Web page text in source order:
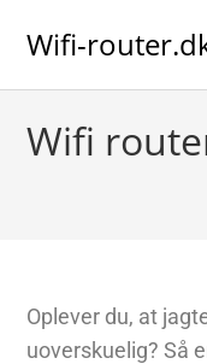
Wifi-
Wifi
Oplever du, at
uoverskuelig? Så